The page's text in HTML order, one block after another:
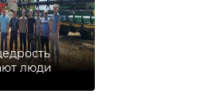
люди